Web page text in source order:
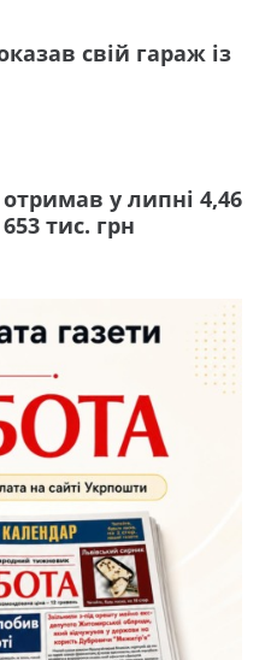
свій гараж із
у липні 4,46
тис. грн